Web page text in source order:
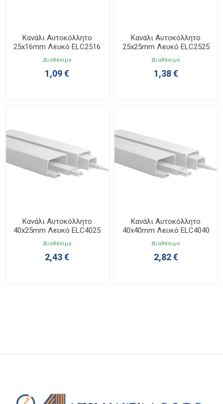
Κανάλι Αυτοκόλλητο
25x16mm Λευκό ELC2516
Διαθέσιμο
1,09 €
Κανάλι Αυτοκόλλητο
25x25mm Λευκό ELC2525
Διαθέσιμο
1,38 €
Κανάλι Αυτοκόλλητο
40x25mm Λευκό ELC4025
Διαθέσιμο
2,43 €
Κανάλι Αυτοκόλλητο
40x40mm Λευκό ELC4040
Διαθέσιμο
2,82 €